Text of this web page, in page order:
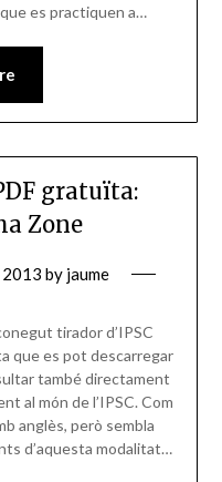
es practiquen a…
gratuïta:
Zone
2013 by jaume
tirador d’IPSC
que es pot descarregar
també directament
al món de l’IPSC. Com
anglès, però sembla
d’aquesta modalitat…